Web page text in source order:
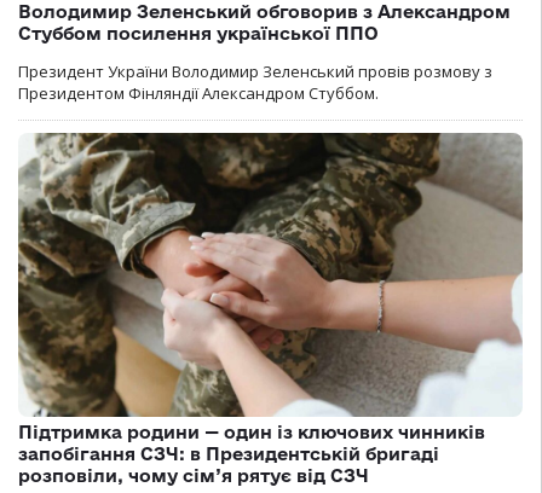
Володимир Зеленський обговорив з Александром
Стуббом посилення української ППО
Президент України Володимир Зеленський провів розмову з
Президентом Фінляндії Александром Стуббом.
Підтримка родини — один із ключових чинників
запобігання СЗЧ: в Президентській бригаді
розповіли, чому сім’я рятує від СЗЧ